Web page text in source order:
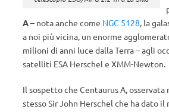
A– nota anche come NGC 5128, la
a noi più vicina, un enorme
milioni di anni luce dalla Terra – agli
satelliti ESA Herschel e XMM-Newton.
Il sospetto che Centaurus A, osservata
stesso Sir John Herschel che ha dato